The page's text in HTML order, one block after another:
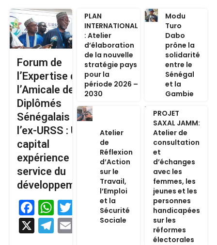
Forum de
l’Expertise de
l’Amicale des
Diplômés
Sénégalais de
l’ex-URSS : Un
capital
expérience au
service du
développement
Facebook
WhatsApp
Twitter
X
Telegram
Email
PLAN
INTERNATIONAL
: Atelier
d’élaboration
de la nouvelle
stratégie pays
pour la
période 2026 –
2030
Modu
Turo
Dabo
prône la
solidarité
entre le
Sénégal
et la
Gambie
Atelier
de
Réflexion
d’Action
sur le
Travail,
l’Emploi
et la
Sécurité
Sociale
PROJET
SAXAL JAMM:
Atelier de
consultation
et
d’échanges
avec les
femmes, les
jeunes et les
personnes
handicapées
sur les
réformes
électorales